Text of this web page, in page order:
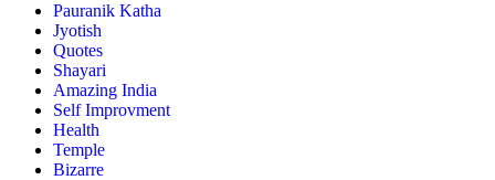
Pauranik Katha
Jyotish
Quotes
Shayari
Amazing India
Self Improvment
Health
Temple
Bizarre